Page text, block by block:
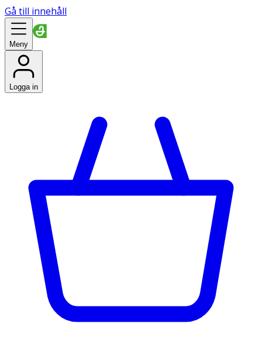
Gå till innehåll
Meny
Logga in